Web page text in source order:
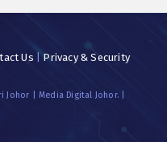
Us |Privacy & Security
Johor | Media Digital Johor. |